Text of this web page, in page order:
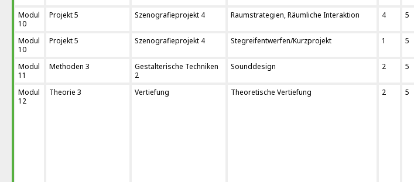
Modul
10
Projekt 5 Szenografieprojekt 4 Raumstrategien, Räumliche Interaktion 4 5
Modul
10
Projekt 5 Szenografieprojekt 4 Stegreifentwerfen/Kurzprojekt 1 5
Modul
11
Methoden 3
Gestalterische Techniken
2
Sounddesign 2 5
Modul
12
Theorie 3 Vertiefung Theoretische Vertiefung 2 5